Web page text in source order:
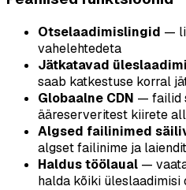
Otselaadimislingid —
vahelehtedeta
Jätkatavad
saab katkestuse korral
Globaalne CDN — failid
ääreserveritest kiirete
Algsed failinimed
algset failinime ja laiendit
Haldus töölaual —
halda kõiki üleslaadimisi